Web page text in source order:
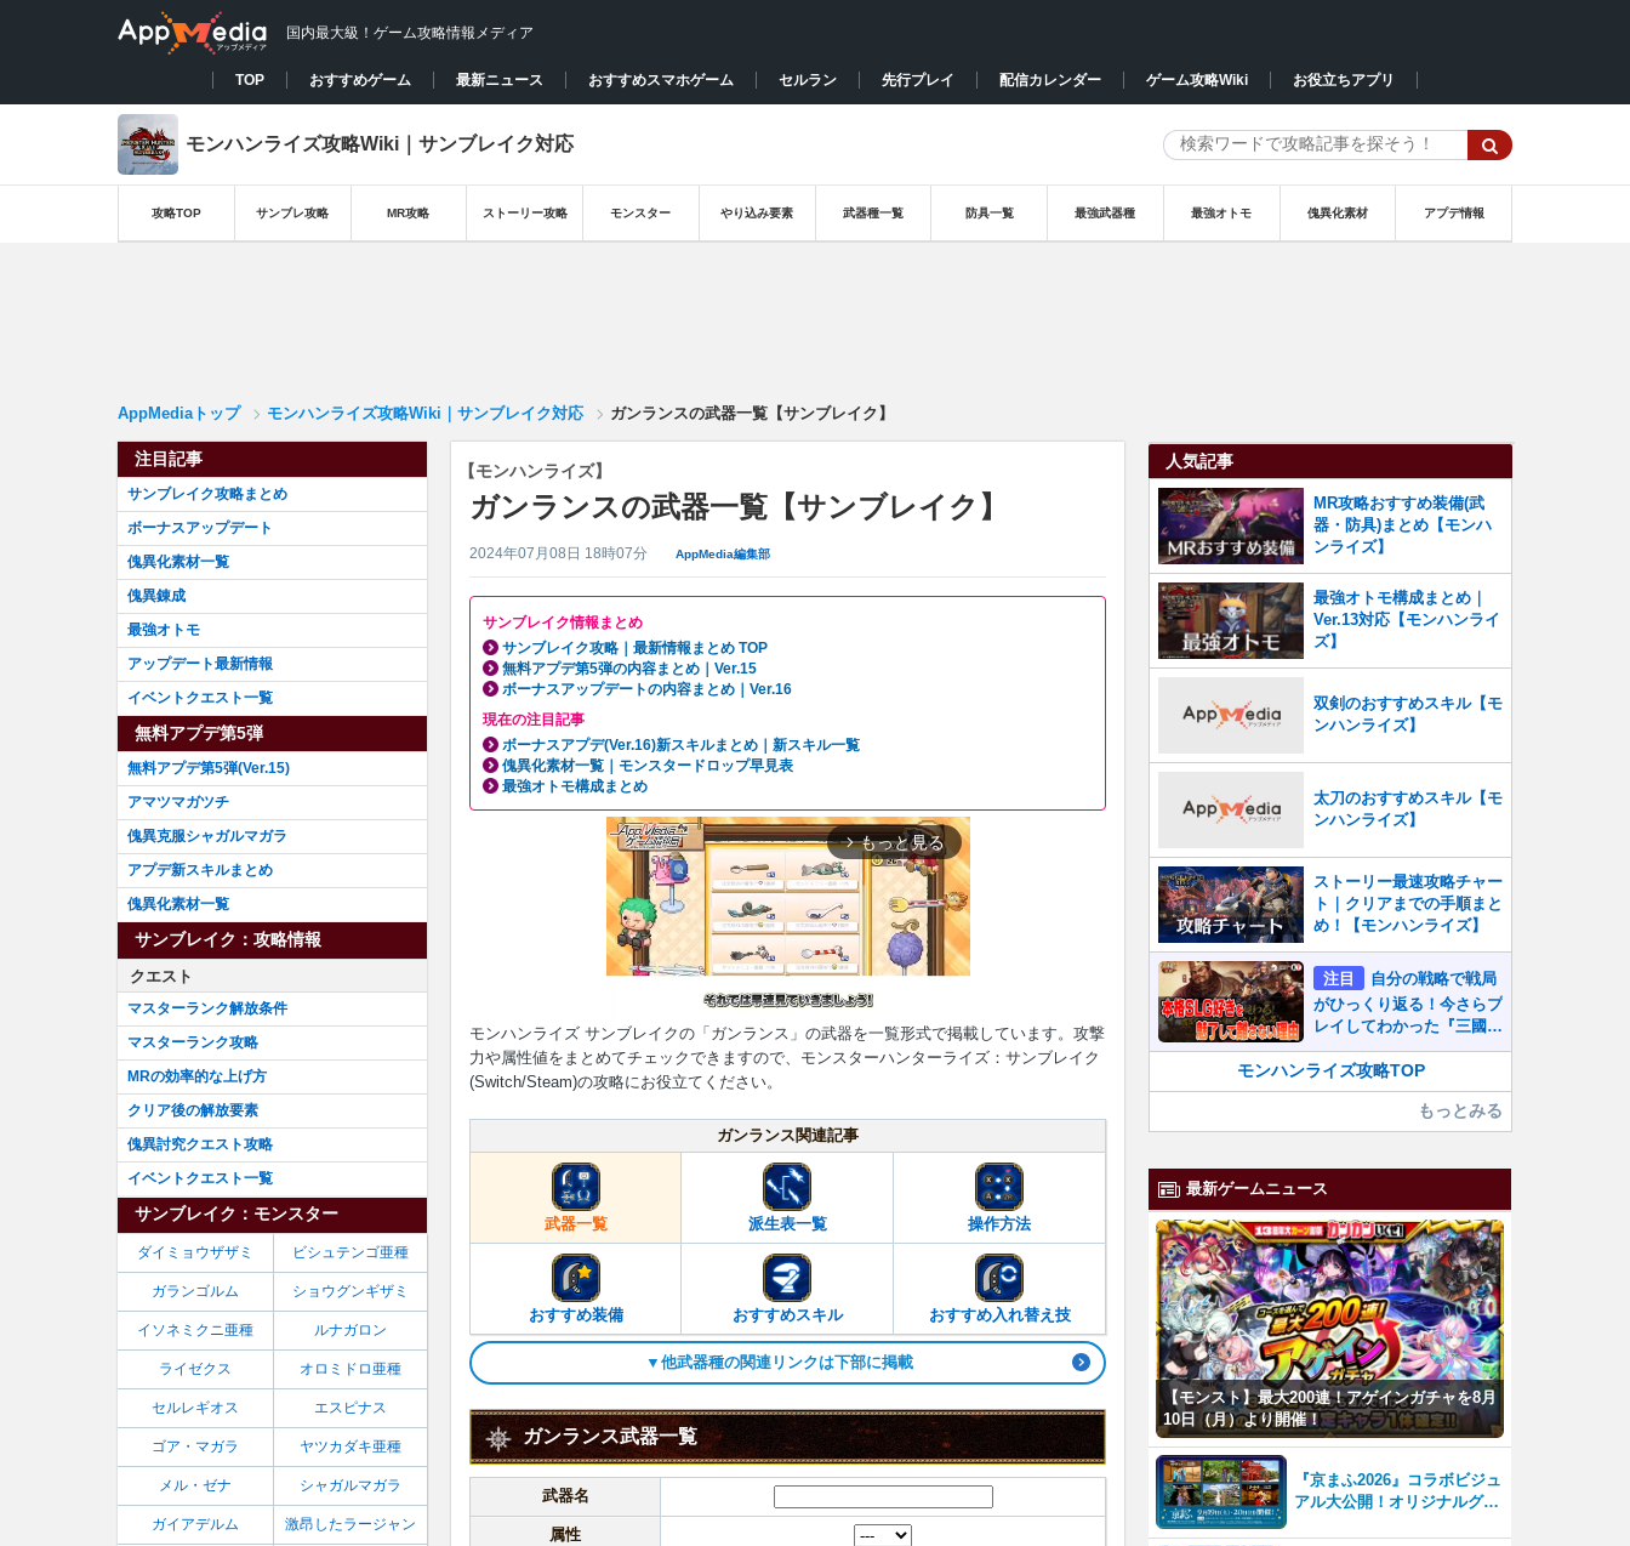
国内最大級！ゲーム攻略情報メディア
TOP おすすめゲーム 最新ニュース おすすめスマホゲーム セルラン 先行プレイ 配信カレンダー ゲーム攻略Wiki お役立ちアプリ
モンハンライズ攻略Wiki｜サンブレイク対応
攻略TOP サンブレ攻略 MR攻略 ストーリー攻略 モンスター やり込み要素 武器種一覧 防具一覧 最強武器種 最強オトモ 傀異化素材 アプデ情報
AppMediaトップ モンハンライズ攻略Wiki｜サンブレイク対応 ガンランスの武器一覧【サンブレイク】
【モンハンライズ】
ガンランスの武器一覧【サンブレイク】
2024年07月08日 18時07分 AppMedia編集部
サンブレイク情報まとめ
サンブレイク攻略｜最新情報まとめ TOP
無料アプデ第5弾の内容まとめ｜Ver.15
ボーナスアップデートの内容まとめ｜Ver.16
現在の注目記事
ボーナスアプデ(Ver.16)新スキルまとめ｜新スキル一覧
傀異化素材一覧｜モンスタードロップ早見表
最強オトモ構成まとめ
arrow_forward_ios もっと見る
モンハンライズ サンブレイクの「ガンランス」の武器を一覧形式で掲載しています。攻撃
力や属性値をまとめてチェックできますので、モンスターハンターライズ：サンブレイク
(Switch/Steam)の攻略にお役立てください。
ガンランス関連記事
武器一覧 派生表一覧 操作方法
おすすめ装備 おすすめスキル おすすめ入れ替え技
▼他武器種の関連リンクは下部に掲載
ガンランス武器一覧
武器名
属性
注目記事
サンブレイク攻略まとめ
ボーナスアップデート
傀異化素材一覧
傀異錬成
最強オトモ
アップデート最新情報
イベントクエスト一覧
無料アプデ第5弾
無料アプデ第5弾(Ver.15)
アマツマガツチ
傀異克服シャガルマガラ
アプデ新スキルまとめ
傀異化素材一覧
サンブレイク：攻略情報
クエスト
マスターランク解放条件
マスターランク攻略
MRの効率的な上げ方
クリア後の解放要素
傀異討究クエスト攻略
イベントクエスト一覧
サンブレイク：モンスター
ダイミョウザザミ ビシュテンゴ亜種
ガランゴルム ショウグンギザミ
イソネミクニ亜種 ルナガロン
ライゼクス オロミドロ亜種
セルレギオス エスピナス
ゴア・マガラ ヤツカダキ亜種
メル・ゼナ シャガルマガラ
ガイアデルム 激昂したラージャン
人気記事
MR攻略おすすめ装備(武
器・防具)まとめ【モンハ
ンライズ】
最強オトモ構成まとめ｜
Ver.13対応【モンハンライ
ズ】
双剣のおすすめスキル【モ
ンハンライズ】
太刀のおすすめスキル【モ
ンハンライズ】
ストーリー最速攻略チャー
ト｜クリアまでの手順まと
め！【モンハンライズ】
注目
自分の戦略で戦局
がひっくり返る！今さらプ
レイしてわかった『三國志
真戦』が本格SLG好きを
魅了して離さないワケ
モンハンライズ攻略TOP
もっとみる
最新ゲームニュース
【モンスト】最大200連！アゲインガチャを8月
10日（月）より開催！
『京まふ2026』コラボビジュ
アル大公開！オリジナルグッ